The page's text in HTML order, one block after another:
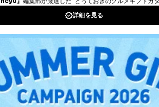
ある場合。
しくは地方公共団体またはその委託を受け
の定める事務を遂行することに対して協力
ある場合であって、本人の同意を得ること
利用目的を実施するために守秘義務を結ん
業務の一部として個人情報の取扱いを委
る場合、その業務に必要な範囲で委託・提
個人情報を開示することがあります。
先企業は具体的には以下のような企業です
DOWNLOAD FOR IOS
DOWNLOAD FOR ANDROID
ご利用方法はこちら